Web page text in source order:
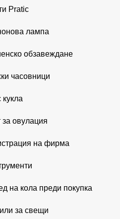
Pratic
лампа
обзавеждане
часовници
кукла
за овулация
на фирма
на кола преди покупка
за свещи